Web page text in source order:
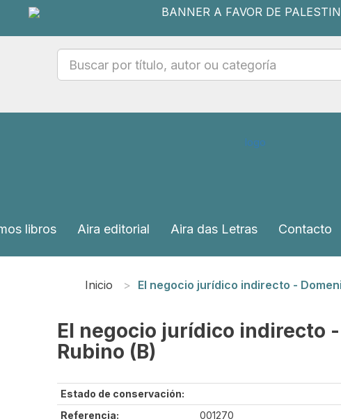
libros Aira editorial Aira das Letras Contacto
Inicio El negocio jurídico indirecto -
El negocio jurídico indirecto
Rubino (B)
Estado de conservación:
Referencia:
001270